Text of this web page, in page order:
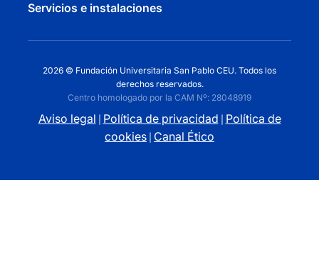
Servicios e instalaciones
2026 © Fundación Universitaria San Pablo CEU. Todos los
derechos reservados.
Centro homologado por la CAM Nº: 28048919
Aviso legal Política de privacidad Política de
cookies Canal Ético